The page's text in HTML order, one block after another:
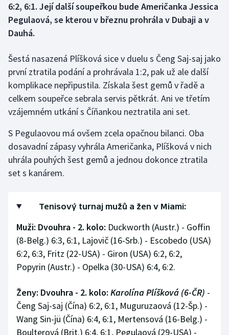
Curling
Dostihy
Florbal
Golf
Gymnastika
Házená
Jezdectví
Judo
Krasobruslení
Lezení
Lyže a snowboard
Moderní pětiboj
Motorsport
6:2, 6:1. Její další soupeřkou bude Američanka Jessica
Pegulaová, se kterou v březnu prohrála v Dubaji a v
Dauhá.
Šestá nasazená Plíšková sice v duelu s Čeng Saj-saj jako
první ztratila podání a prohrávala 1:2, pak už ale další
komplikace nepřipustila. Získala šest gemů v řadě a
celkem soupeřce sebrala servis pětkrát. Ani ve třetím
vzájemném utkání s Číňankou neztratila ani set.
S Pegulaovou má ovšem zcela opačnou bilanci. Oba
dosavadní zápasy vyhrála Američanka, Plíšková v nich
uhrála pouhých šest gemů a jednou dokonce ztratila
set s kanárem.
Tenisový turnaj mužů a žen v Miami:
Muži: Dvouhra - 2. kolo: Duckworth (Austr.) - Goffin
(8-Belg.) 6:3, 6:1, Lajovič (16-Srb.) - Escobedo (USA)
6:2, 6:3, Fritz (22-USA) - Giron (USA) 6:2, 6:2,
Popyrin (Austr.) - Opelka (30-USA) 6:4, 6:2.
Ženy: Dvouhra - 2. kolo: Karolína Plíšková (6-ČR) -
Čeng Saj-saj (Čína) 6:2, 6:1, Muguruzaová (12-Šp.) -
Wang Sin-jü (Čína) 6:4, 6:1, Mertensová (16-Belg.) -
Boulterová (Brit.) 6:4, 6:1, Pegulaová (29-USA) -